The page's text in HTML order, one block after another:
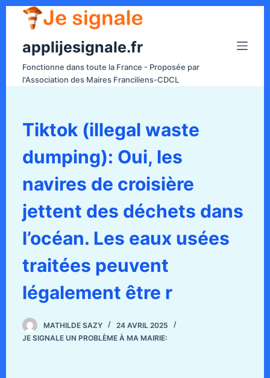
applijesignale.fr
Fonctionne dans toute la France - Proposée par
l'Association des Maires Franciliens-CDCL
Tiktok (illegal waste
dumping): Oui, les
navires de croisière
jettent des déchets dans
l’océan. Les eaux usées
traitées peuvent
légalement être r
MATHILDE SAZY
24 AVRIL 2025
JE SIGNALE UN PROBLÈME À MA MAIRIE: